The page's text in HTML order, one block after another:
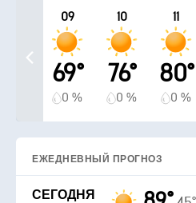
09
69°
0 %
10
76°
0 %
11
80°
0 %
ЕЖЕДНЕВНЫЙ ПРОГНОЗ
СЕГОДНЯ